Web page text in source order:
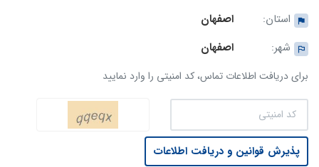
استان:
اصفهان
شهر:
اصفهان
برای دریافت اطلاعات تماس، کد امنیتی را وارد نمایید
پذیرش قوانین و دریافت اطلاعات